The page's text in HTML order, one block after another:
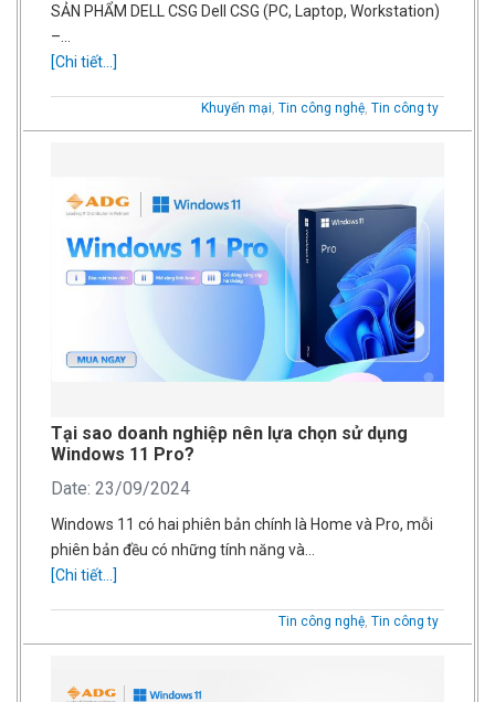
SẢN PHẨM DELL CSG Dell CSG (PC, Laptop, Workstation)
–…
[Chi tiết...]
Khuyến mại Tin công nghệ Tin công ty
Tại sao doanh nghiệp nên lựa chọn sử dụng
Windows 11 Pro?
Date: 23/09/2024
Windows 11 có hai phiên bản chính là Home và Pro, mỗi
phiên bản đều có những tính năng và…
[Chi tiết...]
Tin công nghệ Tin công ty